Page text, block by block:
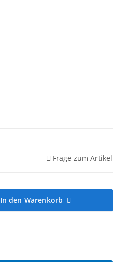
Frage zum Artikel
In den Warenkorb